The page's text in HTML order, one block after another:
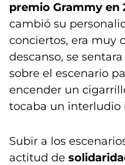
premio Grammy en
cambió su
conciertos, era muy
descanso, se
sobre el escenario
encender un
tocaba un interludio
Subir a los
actitud de